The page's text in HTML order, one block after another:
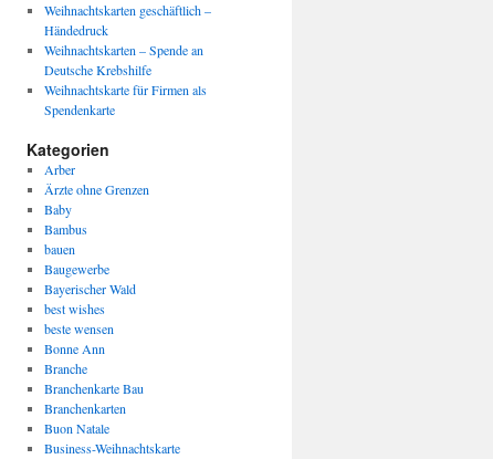
Weihnachtskarten geschäftlich –
Händedruck
Weihnachtskarten – Spende an
Deutsche Krebshilfe
Weihnachtskarte für Firmen als
Spendenkarte
Kategorien
Arber
Ärzte ohne Grenzen
Baby
Bambus
bauen
Baugewerbe
Bayerischer Wald
best wishes
beste wensen
Bonne Ann
Branche
Branchenkarte Bau
Branchenkarten
Buon Natale
Business-Weihnachtskarte